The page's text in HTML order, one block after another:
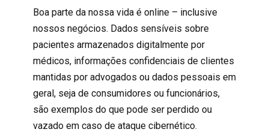
Boa parte da nossa vida é online – inclusive
nossos negócios. Dados sensíveis sobre
pacientes armazenados digitalmente por
médicos, informações confidenciais de clientes
mantidas por advogados ou dados pessoais em
geral, seja de consumidores ou funcionários,
são exemplos do que pode ser perdido ou
vazado em caso de ataque cibernético.